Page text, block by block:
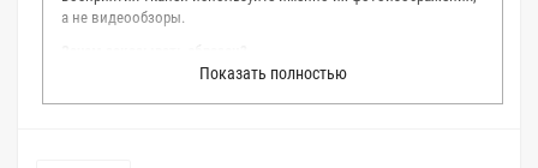
а не видеообзоры.
Мы делаем все возможное, чтобы точно описать цвет каждой
ткани из нашего каталога. Мы осматриваем и фотографируем
Показать полностью